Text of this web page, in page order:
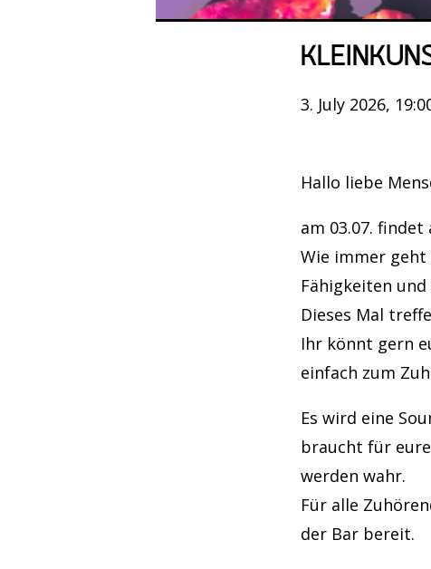
3. July 2026,
Hallo liebe
am 03.07.
Wie immer geht
Fähigkeiten
Dieses Mal
Ihr könnt gern
einfach zum
Es wird eine
braucht für
werden wahr.
Für alle
der Bar bereit.